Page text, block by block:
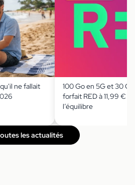
ne fallait
100 Go en 5G et 30
forfait RED à 11,99 €
l’équilibre
les actualités